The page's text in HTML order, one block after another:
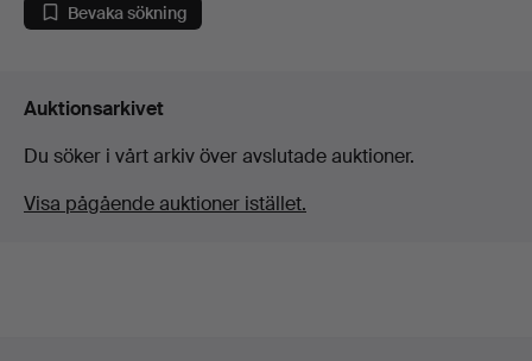
Bevaka sökning
Auktionsarkivet
Du söker i vårt arkiv över avslutade auktioner.
Visa pågående auktioner istället.